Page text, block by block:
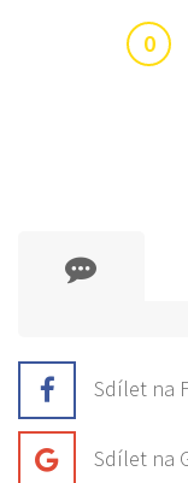
0
Sdílet na
Sdílet na